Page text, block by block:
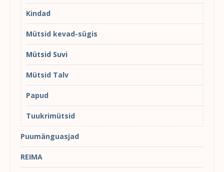
Kindad
Mütsid kevad-sügis
Mütsid Suvi
Mütsid Talv
Papud
Tuukrimütsid
Puumänguasjad
REIMA